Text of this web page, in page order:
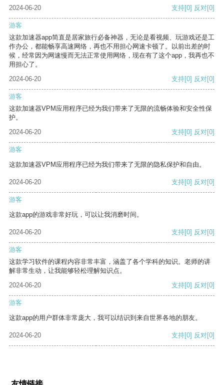
2024-06-20
支持[0] 反对[0]
游客
这款加速器app简直是居家旅行必备神器，无论是看视频、玩游戏还是工
作办公，都能畅享高速网络，再也不用担心网速卡顿了。以前出差的时
候，经常因为网速慢而无法正常使用网络，现在有了这个app，我再也不
用担心了。
2024-06-20
支持[0] 反对[0]
游客
这款加速器VPM应用程序已经为我们带来了无限的流畅体验和安全性保
护。
2024-06-20
支持[0] 反对[0]
游客
这款加速器VPM应用程序已经为我们带来了无限的隐私保护和自由。
2024-06-20 支持[0] 反对[0]
游客
这款app的游戏非常好玩，可以让我消磨时间。
2024-06-20 支持[0] 反对[0]
游客
这款学习软件的课程内容非常丰富，涵盖了各个学科的知识。老师的讲
解非常生动，让我能够轻松理解知识点。
2024-06-20
支持[0] 反对[0]
游客
这款app的用户群体非常庞大，我可以结识到来自世界各地的朋友。
2024-06-20 支持[0] 反对[0]